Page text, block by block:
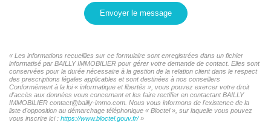
Envoyer le message
« Les informations recueillies sur ce formulaire sont enregistrées dans un fichier
informatisé par BAILLY IMMOBILIER pour gérer votre demande de contact. Elles sont
conservées pour la durée nécessaire à la gestion de la relation client dans le respect
des prescriptions légales applicables et sont destinées à nos conseillers
Conformément à la loi « informatique et libertés », vous pouvez exercer votre droit
d'accès aux données vous concernant et les faire rectifier en contactant BAILLY
IMMOBILIER contact@bailly-immo.com. Nous vous informons de l'existence de la
liste d'opposition au démarchage téléphonique « Bloctel », sur laquelle vous pouvez
vous inscrire ici : https://www.bloctel.gouv.fr/»